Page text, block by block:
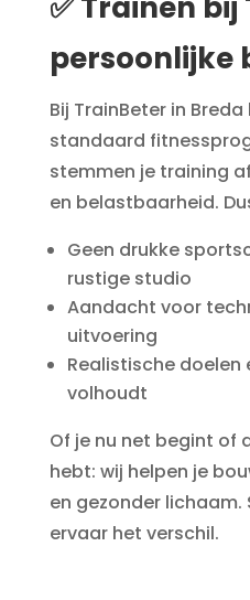
persoonlijke
Bij TrainBeter in
standaard
stemmen je training
en belastbaarheid.
Geen drukke
rustige studio
Aandacht voor
uitvoering
Realistische doelen
volhoudt
Of je nu net begint of
hebt: wij helpen je
en gezonder lichaam.
ervaar het verschil.